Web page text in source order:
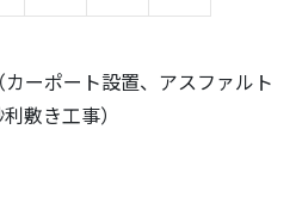
ーポート設置、アスファルト
敷き工事）